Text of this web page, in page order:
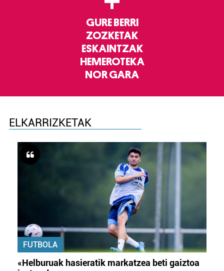
GURE BERRI
ZOZKETAK
ESKAINTZAK
HEMEROTEKA
NOR GARA
ELKARRIZKETAK
FUTBOLA
«Helburuak hasieratik markatzea beti gaiztoa